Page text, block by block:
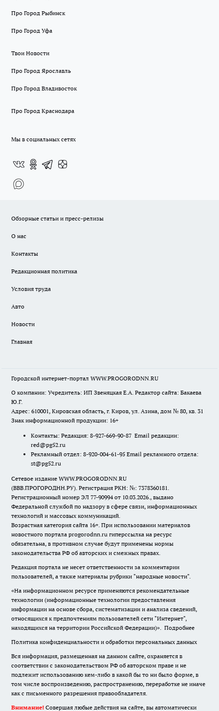
Про Город Рыбинск
Про Город Уфа
Твои Новости
Про Город Ярославль
Про Город Владивосток
Про Город Краснодара
Мы в социальных сетях
Обзорные статьи и пресс-релизы
О нас
Контакты
Редакционная политика
Условия труда
Авто
Новости
Главная
Городской интернет-портал WWW.PROGORODNN.RU
О компании: Учредитель: ИП Звеняцкая Е.А. Редактор сайта: Бакаева
Ю.Г.
Адрес: 610001, Кировская область, г. Киров, ул. Азина, дом № 80, кв. 31
Знак информационной продукции: 16+
Контакты: Редакция: 8-927-669-90-87 Email редакции:
red@pg52.ru
Рекламный отдел: 8-920-004-61-95 Email рекламного отдела:
st@pg52.ru
Сетевое издание WWW.PROGORODNN.RU
(ВВВ.ПРОГОРОДНН.РУ). Регистрация РКН: №: 7378360181.
Регистрационный номер ЭЛ 77-90994 от 10.03.2026., выдано
Федеральной службой по надзору в сфере связи, информационных
технологий и массовых коммуникаций.
Возрастная категория сайта 16+. При использовании материалов
новостного портала progorodnn.ru гиперссылка на ресурс
обязательна, в противном случае будут применены нормы
законодательства РФ об авторских и смежных правах.
Редакция портала не несет ответственности за комментарии
пользователей, а также материалы рубрики "народные новости".
«На информационном ресурсе применяются рекомендательные
технологии (информационные технологии предоставления
информации на основе сбора, систематизации и анализа сведений,
относящихся к предпочтениям пользователей сети "Интернет",
находящихся на территории Российской Федерации)». Подробнее
Политика конфиденциальности и обработки персональных данных
Вся информация, размещенная на данном сайте, охраняется в
соответствии с законодательством РФ об авторском праве и не
подлежит использованию кем-либо в какой бы то ни было форме, в
том числе воспроизведению, распространению, переработке не иначе
как с письменного разрешения правообладателя.
Внимание! Совершая любые действия на сайте, вы автоматически